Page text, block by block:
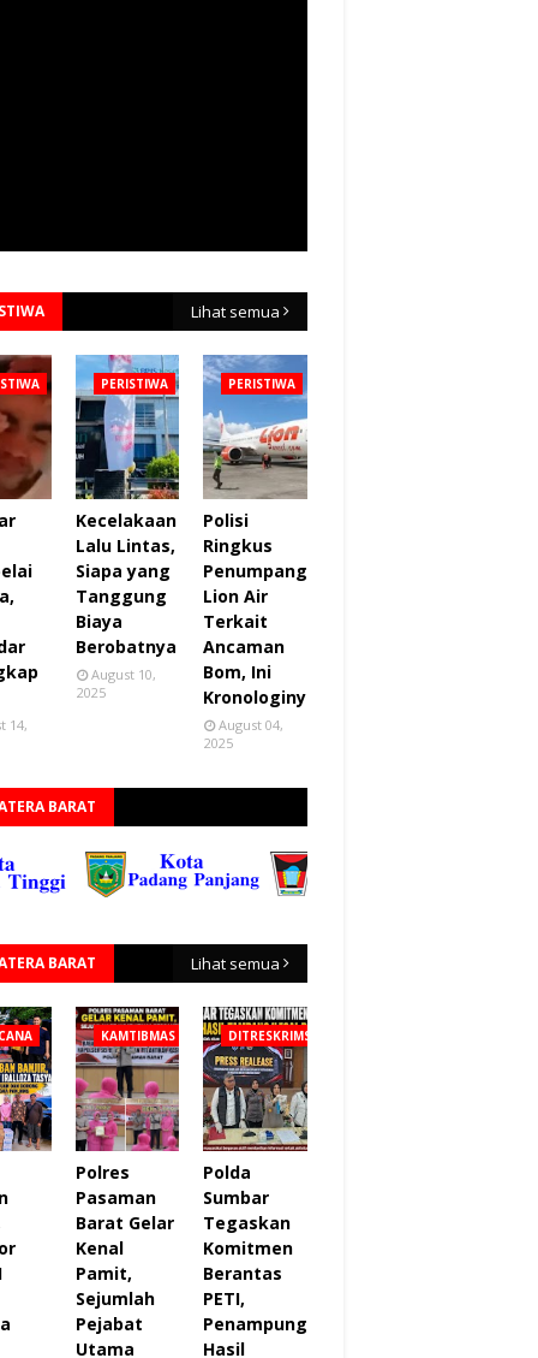
Lihat semua
14,
PERISTIWA
Kecelakaan
Lalu Lintas,
Siapa yang
Tanggung
Biaya
Berobatnya
August 10,
2025
PERISTIWA
Polisi
Ringkus
Penumpang
Lion Air
Terkait
Ancaman
Bom, Ini
Kronologinya
August 04,
2025
BARAT
BARAT Lihat semua
KAMTIBMAS
Polres
Pasaman
Barat Gelar
Kenal
Pamit,
Sejumlah
Pejabat
Utama
DITRESKRIMSUS
Polda
Sumbar
Tegaskan
Komitmen
Berantas
PETI,
Penampung
Hasil